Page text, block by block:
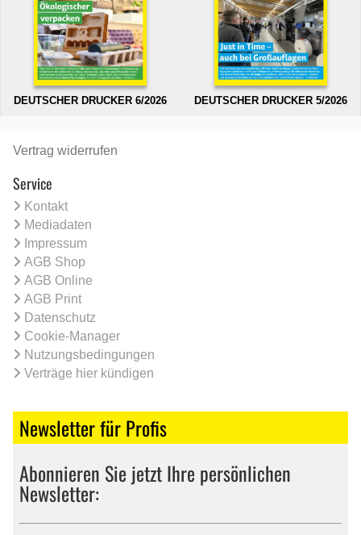
DEUTSCHER DRUCKER 6/2026 DEUTSCHER DRUCKER 5/2026
Vertrag widerrufen
Service
Kontakt
Mediadaten
Impressum
AGB Shop
AGB Online
AGB Print
Datenschutz
Cookie-Manager
Nutzungsbedingungen
Verträge hier kündigen
Newsletter für Profis
Abonnieren Sie jetzt Ihre persönlichen
Newsletter: